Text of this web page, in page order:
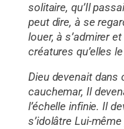
solitaire, qu’Il
peut dire, à se
louer, à s’admirer
créatures qu’elles
Dieu devenait dans
cauchemar, Il
l’échelle infinie. Il
s’idolâtre Lui-